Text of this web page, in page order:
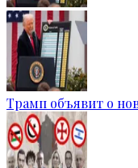
Трамп объявит о